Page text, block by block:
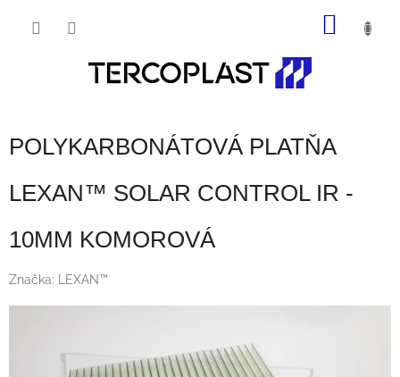
POLYKARBONÁTOVÁ PLATŇA
LEXAN™ SOLAR CONTROL IR -
10MM KOMOROVÁ
Značka: LEXAN™